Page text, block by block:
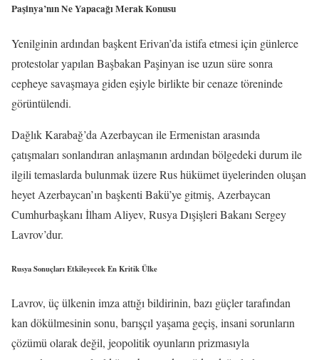
Paşinya’nın Ne Yapacağı Merak Konusu
Yenilginin ardından başkent Erivan’da istifa etmesi için günlerce
protestolar yapılan Başbakan Paşinyan ise uzun süre sonra
cepheye savaşmaya giden eşiyle birlikte bir cenaze töreninde
görüntülendi.
Dağlık Karabağ’da Azerbaycan ile Ermenistan arasında
çatışmaları sonlandıran anlaşmanın ardından bölgedeki durum ile
ilgili temaslarda bulunmak üzere Rus hükümet üyelerinden oluşan
heyet Azerbaycan’ın başkenti Bakü’ye gitmiş, Azerbaycan
Cumhurbaşkanı İlham Aliyev, Rusya Dışişleri Bakanı Sergey
Lavrov’dur.
Rusya Sonuçları Etkileyecek En Kritik Ülke
Lavrov, üç ülkenin imza attığı bildirinin, bazı güçler tarafından
kan dökülmesinin sonu, barışçıl yaşama geçiş, insani sorunların
çözümü olarak değil, jeopolitik oyunların prizmasıyla